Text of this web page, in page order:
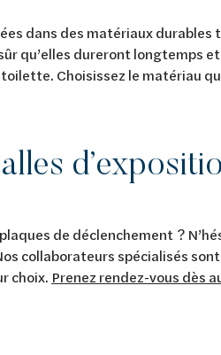
dans des matériaux durables
qu’elles dureront longtemps
Choisissez le matériau
de déclenchement ?
collaborateurs spécialisés
choix. Prenez rendez-vous dès